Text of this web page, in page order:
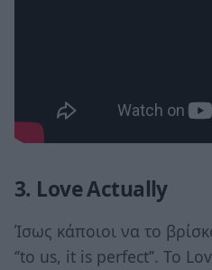
3. Love Actually
Ίσως κάποιοι να το
‘’to us, it is perfect’’. Το